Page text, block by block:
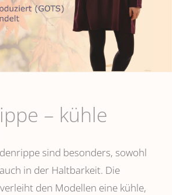
– kühle
sind besonders, sowohl
in der Haltbarkeit. Die
den Modellen eine kühle,